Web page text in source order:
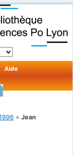
Aide
» Jean